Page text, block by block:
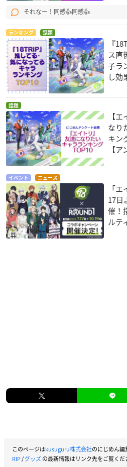
それなー！同感👍同感👍
ランキング 話題
『
ス直
子ラ
し効
話題
【
なり
キン
【
イベント ニュース
「
17日
催！
ルテ
このページはkusuguru株式会社のにじめん編
RIP/グッズの最新情報はリンク先をご覧くだ